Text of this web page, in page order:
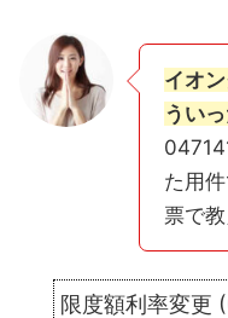
イオ
うい
た用
票で教
限度額利率変更 (